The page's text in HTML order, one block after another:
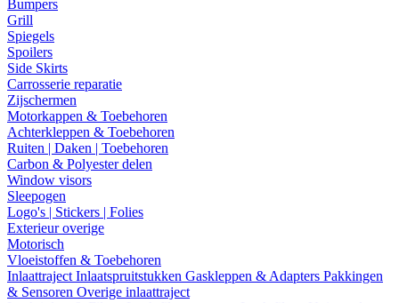
Bumpers
Grill
Spiegels
Spoilers
Side Skirts
Carrosserie reparatie
Zijschermen
Motorkappen & Toebehoren
Achterkleppen & Toebehoren
Ruiten | Daken | Toebehoren
Carbon & Polyester delen
Window visors
Sleepogen
Logo's | Stickers | Folies
Exterieur overige
Motorisch
Vloeistoffen & Toebehoren
Inlaattraject Inlaatspruitstukken Gaskleppen & Adapters Pakkingen
& Sensoren Overige inlaattraject